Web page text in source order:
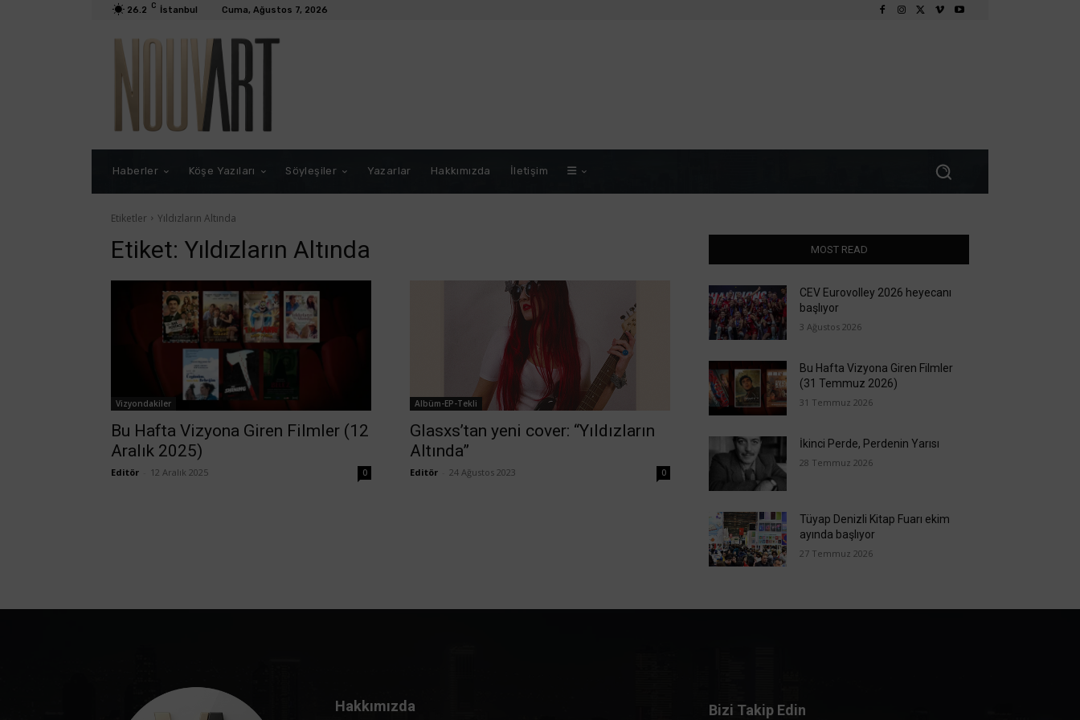
26.2 C İstanbul Cuma, Ağustos 7, 2026
Haberler Köşe Yazıları Söyleşiler Yazarlar Hakkımızda İletişim
Etiketler Yıldızların Altında
Etiket: Yıldızların Altında
Vizyondakiler
Bu Hafta Vizyona Giren Filmler (12
Aralık 2025)
Editör 12 Aralık 2025 0
Albüm-EP-Tekli
Glasxs’tan yeni cover: “Yıldızların
Altında”
Editör 24 Ağustos 2023 0
MOST READ
CEV Eurovolley 2026 heyecanı
başlıyor
3 Ağustos 2026
Bu Hafta Vizyona Giren Filmler
(31 Temmuz 2026)
31 Temmuz 2026
İkinci Perde, Perdenin Yarısı
28 Temmuz 2026
Tüyap Denizli Kitap Fuarı ekim
ayında başlıyor
27 Temmuz 2026
Hakkımızda Bizi Takip Edin